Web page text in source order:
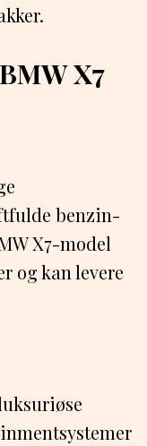
X7
benzin-
X7-model
og kan levere